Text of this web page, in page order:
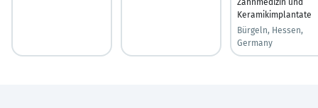
Keramikimplantate
Bürgeln, Hessen,
Germany